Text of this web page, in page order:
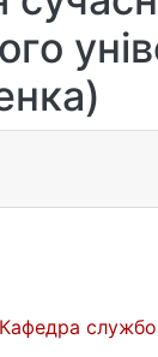
Кафедра